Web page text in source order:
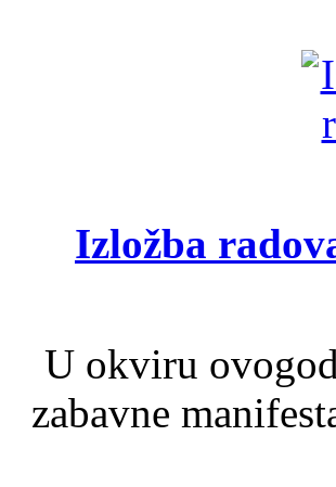
Izložba
U okviru
zabavne